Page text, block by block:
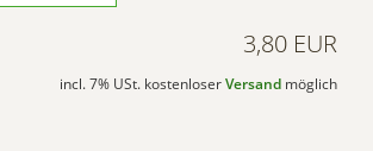
3,80 EUR
incl. 7% USt. kostenloser Versand möglich